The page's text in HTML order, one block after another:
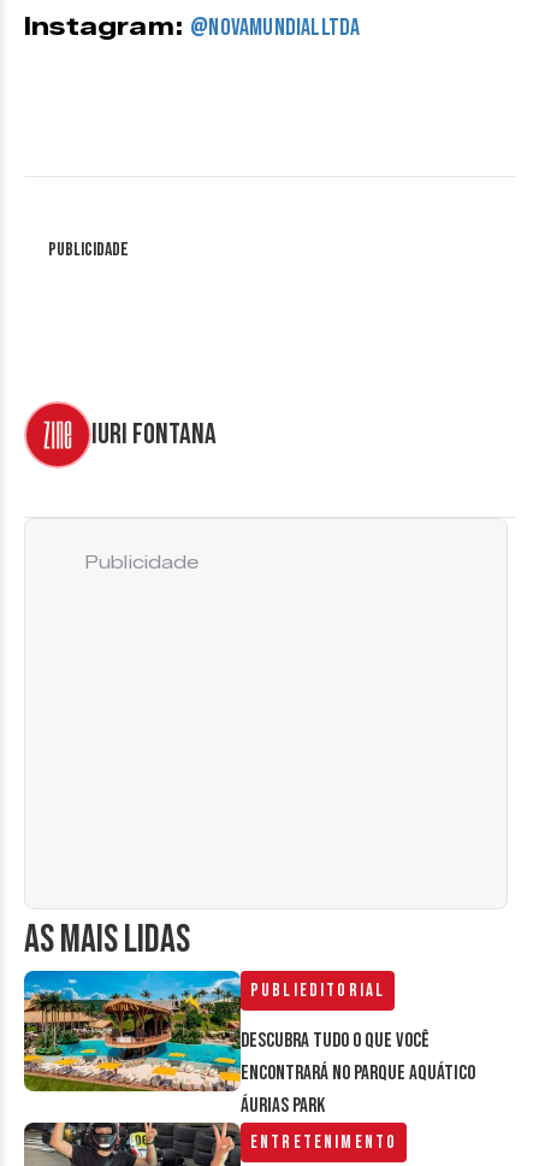
Instagram: @novamundialltda
Publicidade
Iuri Fontana
AS MAIS LIDAS
Publieditorial
Descubra tudo o que você
encontrará no parque aquático
Áurias Park
Entretenimento
Publicidade